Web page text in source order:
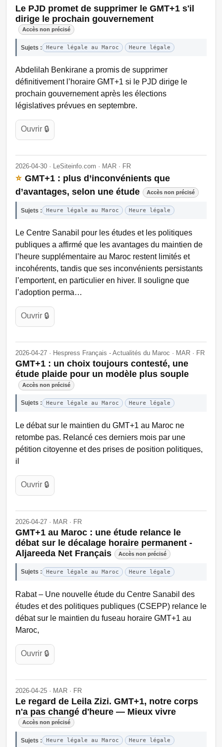
Le PJD promet de supprimer le GMT+1 s'il
dirige le prochain gouvernement
Accès non précisé
Sujets : Heure légale au Maroc Heure légale
Abdelilah Benkirane a promis de supprimer
définitivement l’horaire GMT+1 si le PJD dirige le
prochain gouvernement après les élections
législatives prévues en septembre.
Ouvrir 🔒
2026-04-30 · LeSiteinfo.com · MAR · FR
⭐ GMT+1 : plus d’inconvénients que
d’avantages, selon une étude
Accès non précisé
Sujets : Heure légale au Maroc Heure légale
Le Centre Sanabil pour les études et les politiques
publiques a affirmé que les avantages du maintien de
l’heure supplémentaire au Maroc restent limités et
incohérents, tandis que ses inconvénients persistants
l’emportent, en particulier en hiver. Il souligne que
l’adoption perma…
Ouvrir 🔒
2026-04-27 · Hespress Français - Actualités du Maroc · MAR · FR
GMT+1 : un choix toujours contesté, une
étude plaide pour un modèle plus souple
Accès non précisé
Sujets : Heure légale au Maroc Heure légale
Le débat sur le maintien du GMT+1 au Maroc ne
retombe pas. Relancé ces derniers mois par une
pétition citoyenne et des prises de position politiques,
il
Ouvrir 🔒
2026-04-27 · MAR · FR
GMT+1 au Maroc : une étude relance le
débat sur le décalage horaire permanent -
Aljareeda Net Français
Accès non précisé
Sujets : Heure légale au Maroc Heure légale
Rabat – Une nouvelle étude du Centre Sanabil des
études et des politiques publiques (CSEPP) relance le
débat sur le maintien du fuseau horaire GMT+1 au
Maroc,
Ouvrir 🔒
2026-04-25 · MAR · FR
Le regard de Leila Zizi. GMT+1, notre corps
n'a pas changé d'heure — Mieux vivre
Accès non précisé
Sujets : Heure légale au Maroc Heure légale